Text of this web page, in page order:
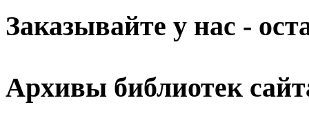
Заказывайте у нас -
Архивы библиотек